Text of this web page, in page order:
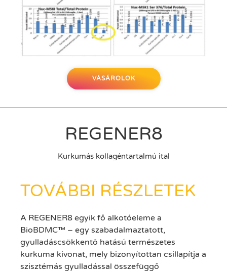
VÁSÁROLOK
REGENER8
Kurkumás kollagéntartalmú ital
TOVÁBBI RÉSZLETEK
A REGENER8 egyik fő alkotóeleme a
BioBDMC™ – egy szabadalmaztatott,
gyulladáscsökkentő hatású természetes
kurkuma kivonat, mely bizonyítottan csillapítja a
szisztémás gyulladással összefüggő